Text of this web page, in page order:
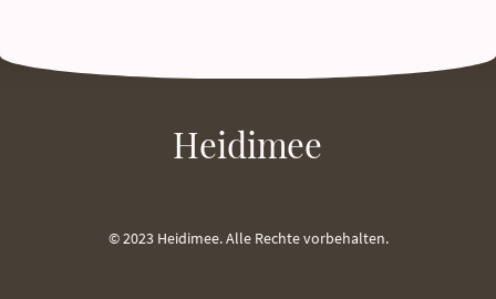
Heidimee
© 2023 Heidimee. Alle Rechte vorbehalten.